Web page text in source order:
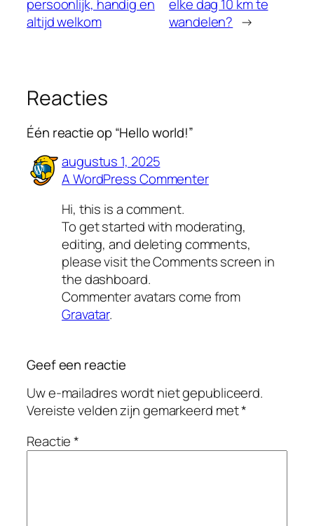
persoonlijk, handig en
altijd welkom
elke dag 10 km te
wandelen? →
Reacties
Één reactie op “Hello world!”
augustus 1, 2025
A WordPress Commenter
Hi, this is a comment.
To get started with moderating,
editing, and deleting comments,
please visit the Comments screen in
the dashboard.
Commenter avatars come from
Gravatar.
Geef een reactie
Uw e-mailadres wordt niet gepubliceerd.
Vereiste velden zijn gemarkeerd met*
Reactie*